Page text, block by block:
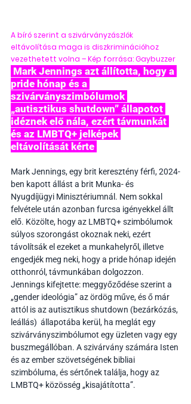
A bíró szerint a szivárványzászlók
eltávolítása maga is diszkriminációhoz
vezethetett volna – Kép forrása: Gaybuzzer
pride hónap és a
szivárványszimbólumok
„autisztikus shutdown” állapotot
idéznek elő nála, ezért távmunkát
és az LMBTQ+ jelképek
eltávolítását kérte
Mark Jennings, egy brit keresztény férfi, 2024-
ben kapott állást a brit Munka- és
Nyugdíjügyi Minisztériumnál. Nem sokkal
felvétele után azonban furcsa igényekkel állt
elő. Közölte, hogy az LMBTQ+ szimbólumok
súlyos szorongást okoznak neki, ezért
távolítsák el ezeket a munkahelyről, illetve
engedjék meg neki, hogy a pride hónap idején
otthonról, távmunkában dolgozzon.
Jennings kifejtette: meggyőződése szerint a
„gender ideológia” az ördög műve, és ő már
attól is az autisztikus shutdown (bezárkózás,
leállás)  állapotába kerül, ha meglát egy
szivárványszimbólumot egy üzleten vagy egy
buszmegállóban. A szivárvány számára Isten
és az ember szövetségének bibliai
szimbóluma, és sértőnek találja, hogy az
LMBTQ+ közösség „kisajátította”.